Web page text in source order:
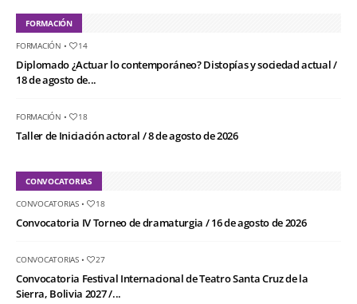
FORMACIÓN
FORMACIÓN • 14
Diplomado ¿Actuar lo contemporáneo? Distopías y sociedad actual /
18 de agosto de...
FORMACIÓN • 18
Taller de Iniciación actoral / 8 de agosto de 2026
CONVOCATORIAS
CONVOCATORIAS• 18
Convocatoria IV Torneo de dramaturgia / 16 de agosto de 2026
CONVOCATORIAS• 27
Convocatoria Festival Internacional de Teatro Santa Cruz de la
Sierra, Bolivia 2027 /...